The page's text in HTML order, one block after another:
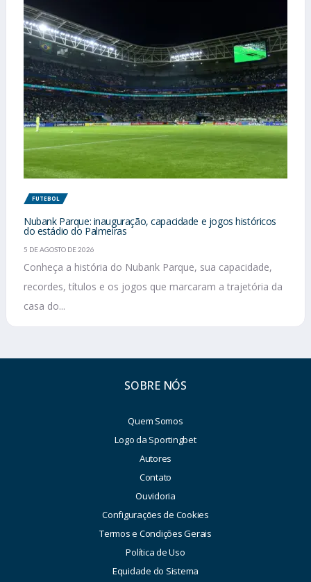
FUTEBOL
Nubank Parque: inauguração, capacidade e jogos históricos
do estádio do Palmeiras
5 DE AGOSTO DE 2026
Conheça a história do Nubank Parque, sua capacidade,
recordes, títulos e os jogos que marcaram a trajetória da
casa do...
SOBRE NÓS
Quem Somos
Logo da Sportingbet
Autores
Contato
Ouvidoria
Configurações de Cookies
Termos e Condições Gerais
Política de Uso
Equidade do Sistema